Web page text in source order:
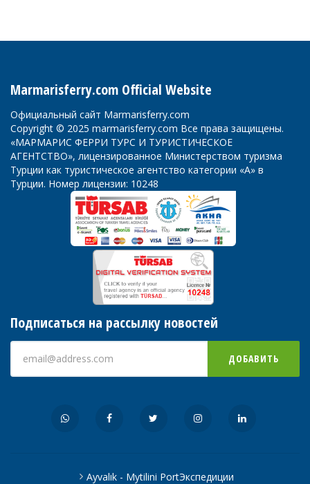
Marmarisferry.com Official Website
Официальный сайт Marmarisferry.com
Copyright © 2025 marmarisferry.com Все права защищены.
«МАРМАРИС ФЕРРИ ТУРС И ТУРИСТИЧЕСКОЕ
АГЕНТСТВО», лицензированное Министерством туризма
Турции как туристическое агентство категории «А» в
Турции. Номер лицензии: 10248
Подписаться на рассылку новостей
ДОБАВИТЬ
Ayvalık - Mytilini PortЭкспедиции